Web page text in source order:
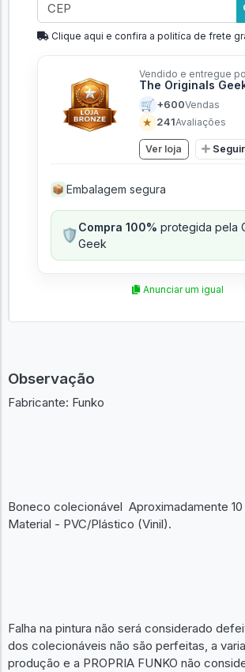
Clique aqui e confira a politíca de frete
Vendido e entregue
The Originals
🛒 +600Vendas
★ 241Avaliações
Ver loja Seguir
📦 Embalagem segura
🛡️Compra 100% protegida pela
Geek
Anunciar um igual
Observação
Fabricante: Funko
Boneco colecionável Aproximadamente
Material - PVC/Plástico (Vinil).
Falha na pintura não será considerado
dos colecionáveis não são perfeitas, a
produção e a PROPRIA FUNKO não